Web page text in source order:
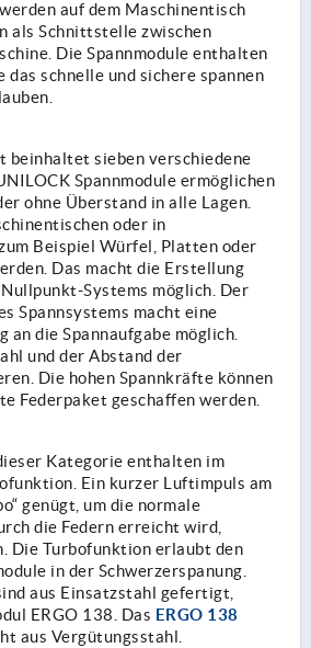
auf dem Maschinentisch
als Schnittstelle zwischen
Die Spannmodule enthalten
das schnelle und sichere spannen
beinhaltet sieben verschiedene
Spannmodule ermöglichen
ohne Überstand in alle Lagen.
oder in
Beispiel Würfel, Platten oder
Das macht die Erstellung
Systems möglich. Der
Spannsystems macht eine
an die Spannaufgabe möglich.
und der Abstand der
Die hohen Spannkräfte können
Federpaket geschaffen werden.
Kategorie enthalten im
Ein kurzer Luftimpuls am
genügt, um die normale
die Federn erreicht wird,
Die Turbofunktion erlaubt den
in der Schwerzerspanung.
aus Einsatzstahl gefertigt,
ERGO 138. Das ERGO 138
aus Vergütungsstahl.